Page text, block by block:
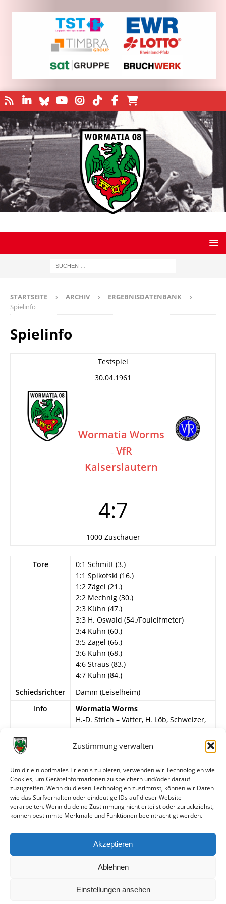
Zustimmung verwalten
Um dir ein optimales Erlebnis zu bieten, verwenden wir Technologien wie
Cookies, um Geräteinformationen zu speichern und/oder darauf
zuzugreifen. Wenn du diesen Technologien zustimmst, können wir Daten
wie das Surfverhalten oder eindeutige IDs auf dieser Website
verarbeiten. Wenn du deine Zustimmung nicht erteilst oder zurückziehst,
können bestimmte Merkmale und Funktionen beeinträchtigt werden.
Akzeptieren
Ablehnen
Einstellungen ansehen
STARTSEITE ARCHIV
ERGEBNISDATENBANK
Spielinfo
Spielinfo
Testspiel
30.04.1961
Wormatia Worms
– VfR
Kaiserslautern
4:7
1000 Zuschauer
Tore
0:1 Schmitt (3.)
1:1 Spikofski (16.)
1:2 Zägel (21.)
2:2 Mechnig (30.)
2:3 Kühn (47.)
3:3 H. Oswald (54./Foulelfmeter)
3:4 Kühn (60.)
3:5 Zägel (66.)
3:6 Kühn (68.)
4:6 Straus (83.)
4:7 Kühn (84.)
Schiedsrichter
Damm (Leiselheim)
Info
Wormatia Worms
H.-D. Strich – Vatter, H. Löb, Schweizer,
Oswald, Klauß, Pfeiffer.
Zill – Pleickardt, Kuntz, Rödler,
Knerrlich, Stenzel, Schmitt, Reckel,
Zägel, Kühn, Seib (Schmidt).
Alle bisherigen Partien der beiden Mannschaften
anzeigen